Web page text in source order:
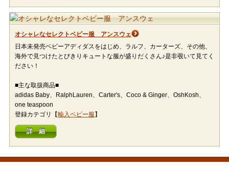
オシャレなセレクトベビー服 アンスウェ
日本未発売ベビーアディダスをはじめ、ラルフ、カーターズ、その他、
海外で見つけたとびきりキュートな服が盛りだくさん♪是非覗いて見てく
ださい！
■主な取扱商品■
adidas Baby、RalphLauren、Carter's、Coco & Ginger、OshKosh、
one teaspoon
登録カテゴリ【輸入ベビー服 】
詳 細